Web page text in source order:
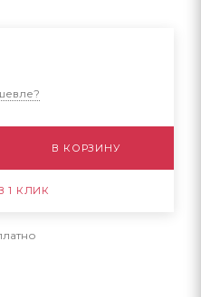
В КОРЗИНУ
1 КЛИК